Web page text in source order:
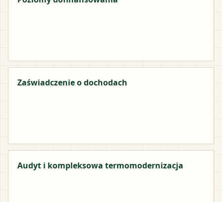
Zaświadczenie o dochodach
Audyt i kompleksowa termomodernizacja